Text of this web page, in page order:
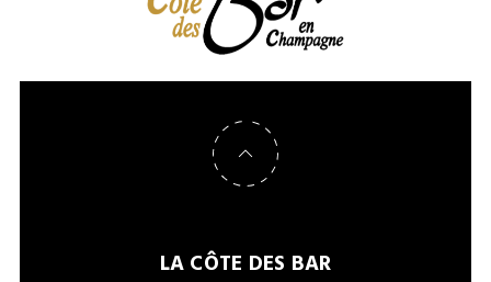
LA CÔTE DES BAR
Retour en haut de page